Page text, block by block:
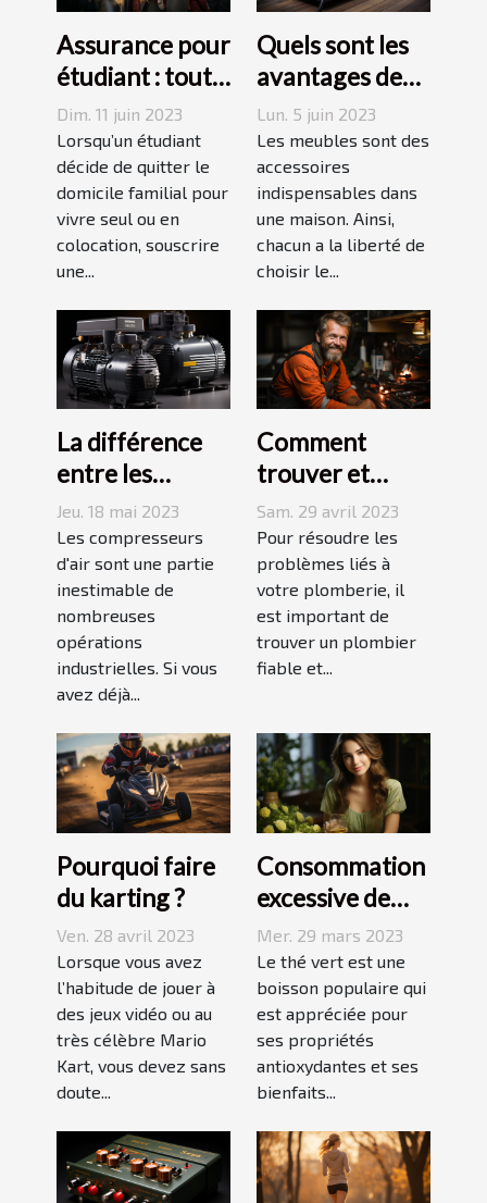
Assurance pour
étudiant : tout
ce qu’il faut
savoir avant de
choisir
Dim. 11 juin 2023
Lorsqu’un étudiant
décide de quitter le
domicile familial pour
vivre seul ou en
colocation, souscrire
une...
Quels sont les
avantages des
tables basses
industrielles ?
Lun. 5 juin 2023
Les meubles sont des
accessoires
indispensables dans
une maison. Ainsi,
chacun a la liberté de
choisir le...
La différence
entre les
compresseurs à
piston et à vis
Jeu. 18 mai 2023
Les compresseurs
d'air sont une partie
inestimable de
nombreuses
opérations
industrielles. Si vous
avez déjà...
Comment
trouver et
choisir un bon
plombier à Evry
?
Sam. 29 avril 2023
Pour résoudre les
problèmes liés à
votre plomberie, il
est important de
trouver un plombier
fiable et...
Pourquoi faire
du karting ?
Ven. 28 avril 2023
Lorsque vous avez
l’habitude de jouer à
des jeux vidéo ou au
très célèbre Mario
Kart, vous devez sans
doute...
Consommation
excessive de
thé vert : quels
sont les
dangers pour la
peau ?
Mer. 29 mars 2023
Le thé vert est une
boisson populaire qui
est appréciée pour
ses propriétés
antioxydantes et ses
bienfaits...